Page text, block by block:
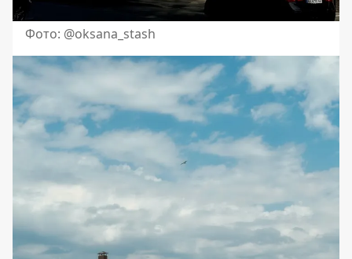
Фото: @oksana_stash